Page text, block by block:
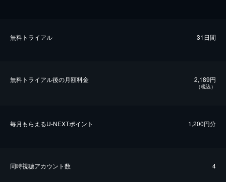
無料トライアル 31日間
無料トライアル後の⽉額料金 2,189円
（税込）
毎⽉もらえるU-NEXTポイント 1,200円分
同時視聴アカウント数 4